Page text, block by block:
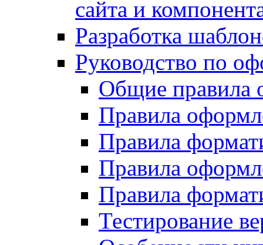
сайта и
Разработка
Руководство по
Общие правила
Правила
Правила
Правила
Правила
Тестирование